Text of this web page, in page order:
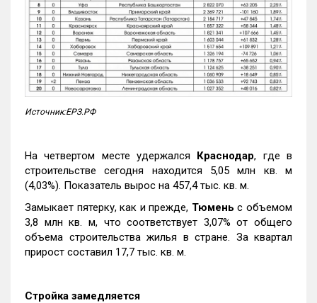
Источник:ЕРЗ.РФ
На четвертом месте удержался Краснодар, где в
строительстве сегодня находится 5,05 млн кв. м
(4,03%). Показатель вырос на 457,4 тыс. кв. м.
Замыкает пятерку, как и прежде, Тюмень с объемом
3,8 млн кв. м, что соответствует 3,07% от общего
объема строительства жилья в стране. За квартал
прирост составил 17,7 тыс. кв. м.
Стройка замедляется